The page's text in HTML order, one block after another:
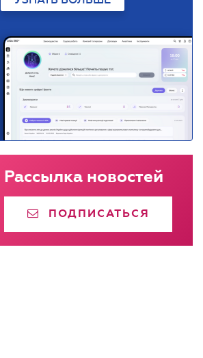
Рассылка новостей
ПОДПИСАТЬСЯ